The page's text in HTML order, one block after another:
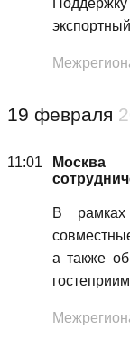
19 февраля
11:01
В рамках
а также